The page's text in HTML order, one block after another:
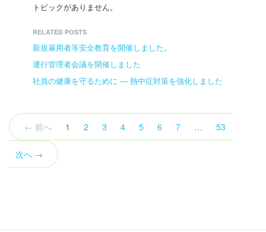
トピックがありません。
RELATED POSTS
新規雇用者等安全教育を開催しました。
運行管理者会議を開催しました
社員の健康を守るために ― 熱中症対策を強化しました
← 前へ 1 （こ
の
2 3 4 5 6 7 … 53
次へ →